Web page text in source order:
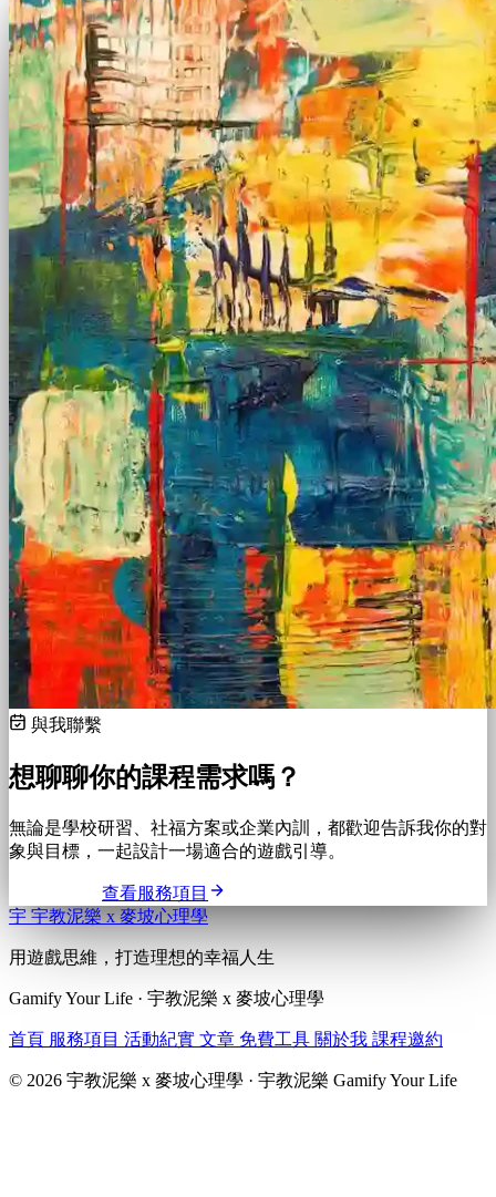
與我聯繫
想聊聊你的課程需求嗎？
無論是學校研習、社福方案或企業內訓，都歡迎告訴我你的對
象與目標，一起設計一場適合的遊戲引導。
查看服務項目
宇 宇教泥樂 x 麥坡心理學
用遊戲思維，打造理想的幸福人生
Gamify Your Life · 宇教泥樂 x 麥坡心理學
首頁 服務項目 活動紀實 文章 免費工具 關於我 課程邀約
© 2026 宇教泥樂 x 麥坡心理學 · 宇教泥樂 Gamify Your Life